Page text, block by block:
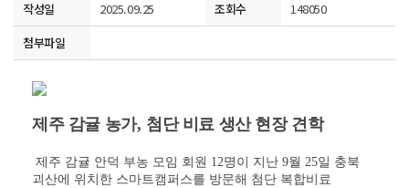
작성일
2025.09.25 조회수
148050
첨부파일
제주 감귤 농가, 첨단 비료 생산 현장 견학
제주 감귤 안덕 부농 모임 회원 12명이 지난 9월 25일 충북
괴산에 위치한 스마트캠퍼스를 방문해 첨단 복합비료